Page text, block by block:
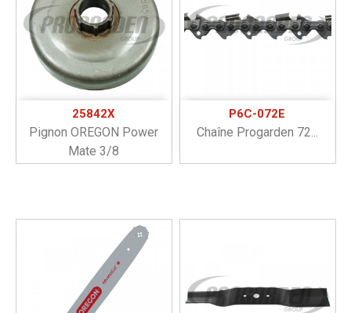
25842X
Pignon OREGON Power
Mate 3/8
P6C-072E
Chaîne Progarden 72...